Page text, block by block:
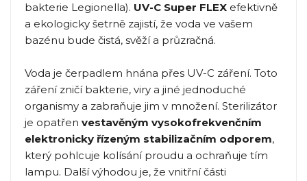
bakterie Legionella). UV-C Super FLEX efektivně
a ekologicky šetrně zajistí, že voda ve vašem
bazénu bude čistá, svěží a průzračná.
Voda je čerpadlem hnána přes UV-C záření. Toto
záření zničí bakterie, viry a jiné jednoduché
organismy a zabraňuje jim v množení. Sterilizátor
je opatřen vestavěným vysokofrekvenčním
elektronicky řízeným stabilizačním odporem,
který pohlcuje kolísání proudu a ochraňuje tím
lampu. Další výhodou je, že vnitřní části